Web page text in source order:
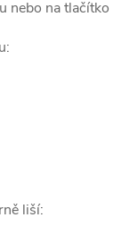
nebo na tlačítko
liší: